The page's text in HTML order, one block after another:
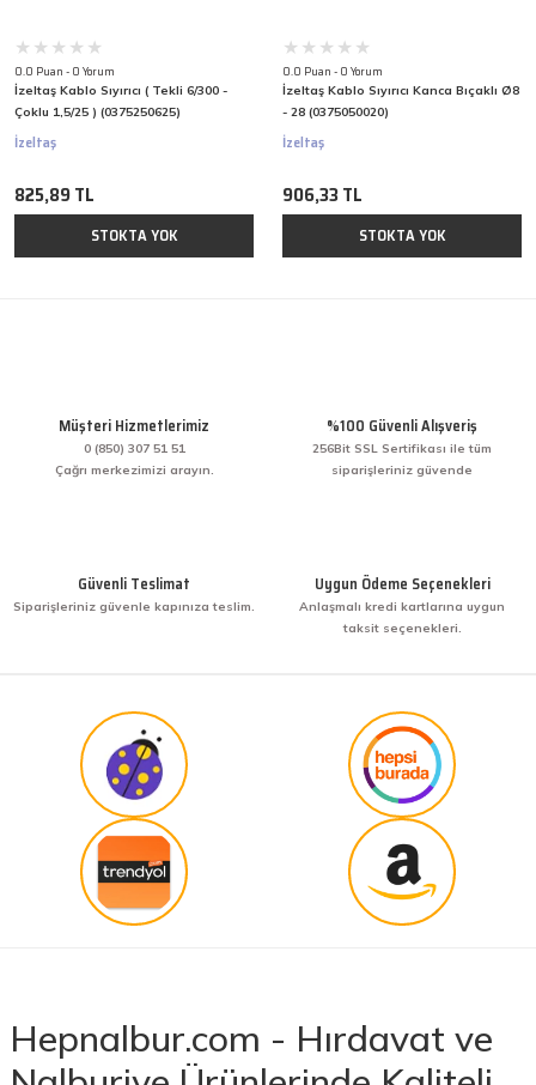
0.0 Puan - 0 Yorum
İzeltaş Kablo Sıyırıcı ( Tekli 6/300 -
Çoklu 1,5/25 ) (0375250625)
İzeltaş
825,89 TL
STOKTA YOK
0.0 Puan - 0 Yorum
İzeltaş Kablo Sıyırıcı Kanca Bıçaklı Ø8
- 28 (0375050020)
İzeltaş
906,33 TL
STOKTA YOK
Müşteri Hizmetlerimiz
0 (850) 307 51 51
Çağrı merkezimizi arayın.
%100 Güvenli Alışveriş
256Bit SSL Sertifikası ile tüm
siparişleriniz güvende
Güvenli Teslimat
Siparişleriniz güvenle kapınıza teslim.
Uygun Ödeme Seçenekleri
Anlaşmalı kredi kartlarına uygun
taksit seçenekleri.
Hepnalbur.com - Hırdavat ve